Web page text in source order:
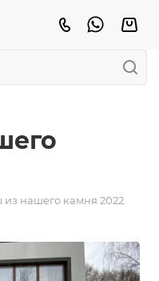
из нашего камня 2022